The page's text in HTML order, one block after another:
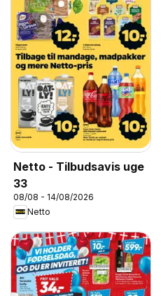
Netto - Tilbudsavis uge
33
08/08 - 14/08/2026
Netto